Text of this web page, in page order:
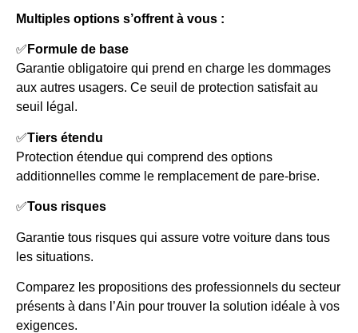
Multiples options s’offrent à vous :
✅ Formule de base
Garantie obligatoire qui prend en charge les dommages
aux autres usagers. Ce seuil de protection satisfait au
seuil légal.
✅Tiers étendu
Protection étendue qui comprend des options
additionnelles comme le remplacement de pare-brise.
✅Tous risques
Garantie tous risques qui assure votre voiture dans tous
les situations.
Comparez les propositions des professionnels du secteur
présents à dans l’Ain pour trouver la solution idéale à vos
exigences.